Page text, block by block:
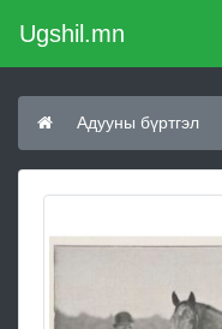
Ugshil.mn
Адууны бүртгэл